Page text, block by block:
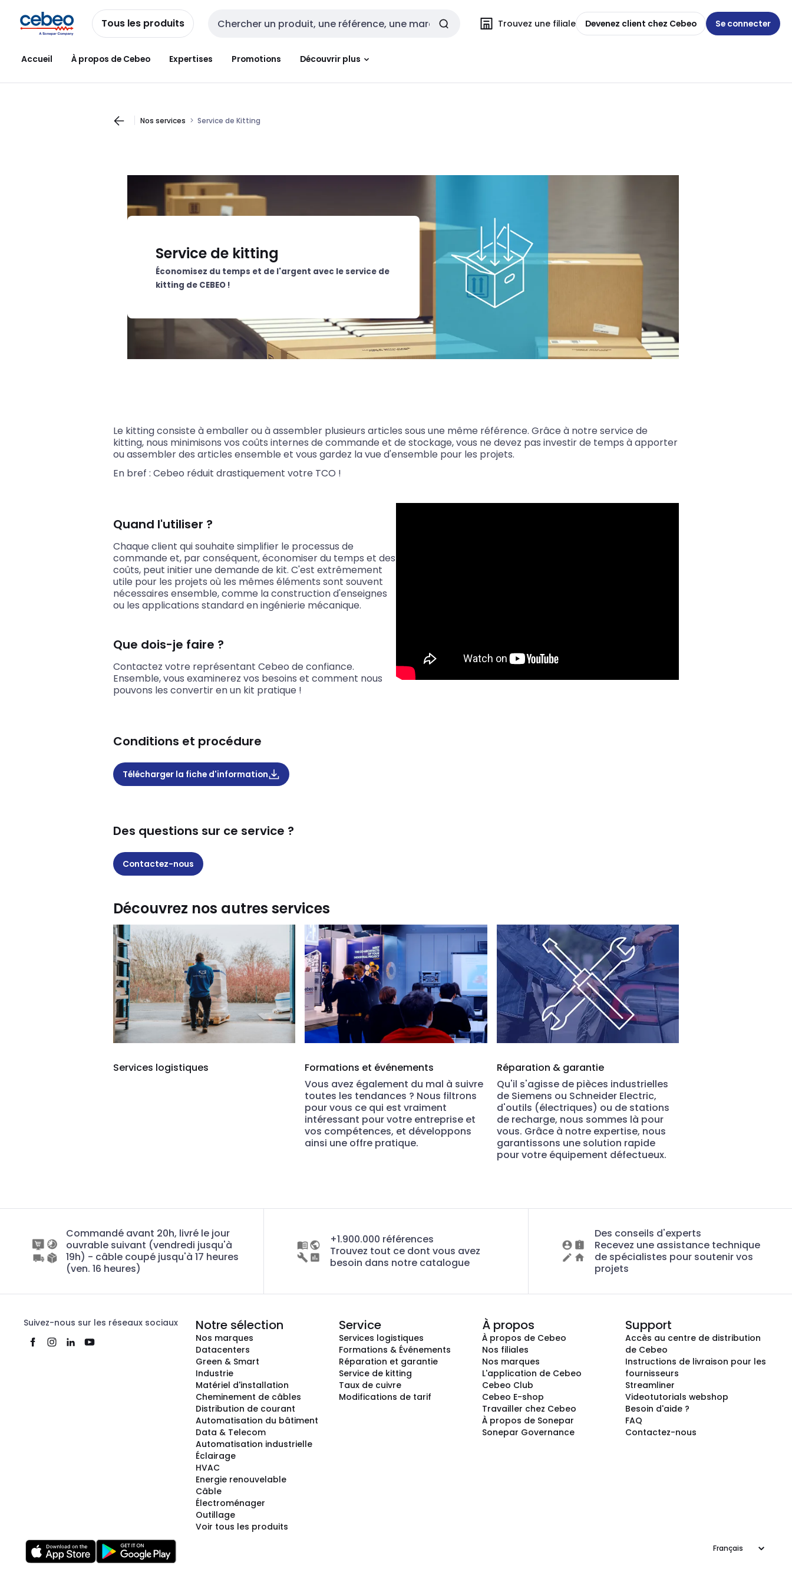
navigationau
contenu
Tous les produits Entrée de recherche Trouvez une filiale Devenez client chez Cebeo Se connecter
Accueil À propos de Cebeo Expertises Promotions Découvrir plus
Nos services Service de Kitting
Service de kitting
Économisez du temps et de l'argent avec le service de
kitting de CEBEO !
Le kitting consiste à emballer ou à assembler plusieurs articles sous une même référence. Grâce à notre service de
kitting, nous minimisons vos coûts internes de commande et de stockage, vous ne devez pas investir de temps à apporter
ou assembler des articles ensemble et vous gardez la vue d'ensemble pour les projets.
En bref : Cebeo réduit drastiquement votre TCO !
Quand l'utiliser ?
Chaque client qui souhaite simplifier le processus de
commande et, par conséquent, économiser du temps et des
coûts, peut initier une demande de kit. C'est extrêmement
utile pour les projets où les mêmes éléments sont souvent
nécessaires ensemble, comme la construction d'enseignes
ou les applications standard en ingénierie mécanique.
Que dois-je faire ?
Contactez votre représentant Cebeo de confiance.
Ensemble, vous examinerez vos besoins et comment nous
pouvons les convertir en un kit pratique !
Conditions et procédure
Télécharger la fiche d'information
Des questions sur ce service ?
Contactez-nous
Découvrez nos autres services
Services logistiques
Formations et événements
Vous avez également du mal à suivre
toutes les tendances ? Nous filtrons
pour vous ce qui est vraiment
intéressant pour votre entreprise et
vos compétences, et développons
ainsi une offre pratique.
Réparation & garantie
Qu'il s'agisse de pièces industrielles
de Siemens ou Schneider Electric,
d'outils (électriques) ou de stations
de recharge, nous sommes là pour
vous. Grâce à notre expertise, nous
garantissons une solution rapide
pour votre équipement défectueux.
Commandé avant 20h, livré le jour
ouvrable suivant (vendredi jusqu'à
19h) - câble coupé jusqu'à 17 heures
(ven. 16 heures)
+1.900.000 références
Trouvez tout ce dont vous avez
besoin dans notre catalogue
Des conseils d'experts
Recevez une assistance technique
de spécialistes pour soutenir vos
projets
Suivez-nous sur les réseaux sociaux Notre sélection
Nos marques
Datacenters
Green & Smart
Industrie
Matériel d'installation
Cheminement de câbles
Distribution de courant
Automatisation du bâtiment
Data & Telecom
Automatisation industrielle
Éclairage
HVAC
Energie renouvelable
Câble
Électroménager
Outillage
Voir tous les produits
Service
Services logistiques
Formations & Événements
Réparation et garantie
Service de kitting
Taux de cuivre
Modifications de tarif
À propos
À propos de Cebeo
Nos filiales
Nos marques
L'application de Cebeo
Cebeo Club
Cebeo E-shop
Travailler chez Cebeo
À propos de Sonepar
Sonepar Governance
Support
Accès au centre de distribution
de Cebeo
Instructions de livraison pour les
fournisseurs
Streamliner
Videotutorials webshop
Besoin d'aide ?
FAQ
Contactez-nous
Langage